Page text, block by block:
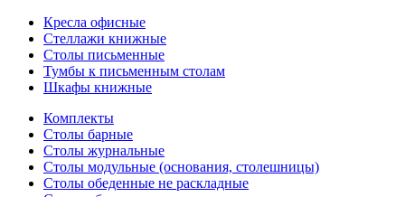
Кресла офисные
Стеллажи книжные
Столы письменные
Тумбы к письменным столам
Шкафы книжные
Комплекты
Столы барные
Столы журнальные
Столы модульные (основания, столешницы)
Столы обеденные не раскладные